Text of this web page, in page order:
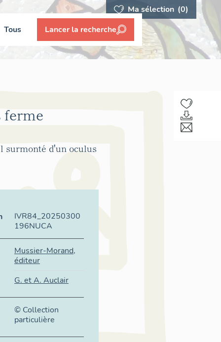
Ma sélection (0)
Tous
Lancer la recherche
ferme
surmonté d'un oculus
IVR84_20250300
196NUCA
Mussier-Morand,
éditeur
G. et A. Auclair
© Collection
particulière